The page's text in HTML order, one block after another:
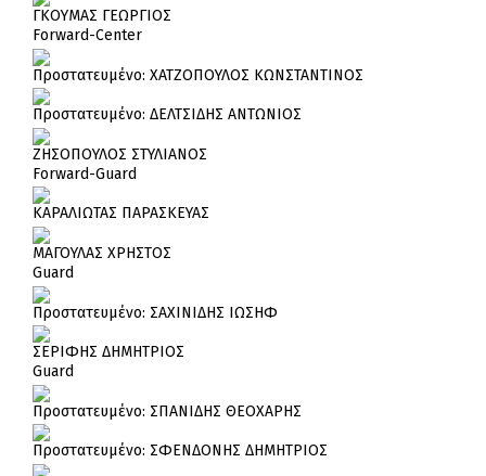
ΓΚΟΥΜΑΣ ΓΕΩΡΓΙΟΣ
Forward-Center
Πρoστατευμένο: ΧΑΤΖΟΠΟΥΛΟΣ ΚΩΝΣΤΑΝΤΙΝΟΣ
Πρoστατευμένο: ΔΕΛΤΣΙΔΗΣ ΑΝΤΩΝΙΟΣ
ΖΗΣΟΠΟΥΛΟΣ ΣΤΥΛΙΑΝΟΣ
Forward-Guard
ΚΑΡΑΛΙΩΤΑΣ ΠΑΡΑΣΚΕΥΑΣ
ΜΑΓΟΥΛΑΣ ΧΡΗΣΤΟΣ
Guard
Πρoστατευμένο: ΣΑΧΙΝΙΔΗΣ ΙΩΣΗΦ
ΣΕΡΙΦΗΣ ΔΗΜΗΤΡΙΟΣ
Guard
Πρoστατευμένο: ΣΠΑΝΙΔΗΣ ΘΕΟΧΑΡΗΣ
Πρoστατευμένο: ΣΦΕΝΔΟΝΗΣ ΔΗΜΗΤΡΙΟΣ